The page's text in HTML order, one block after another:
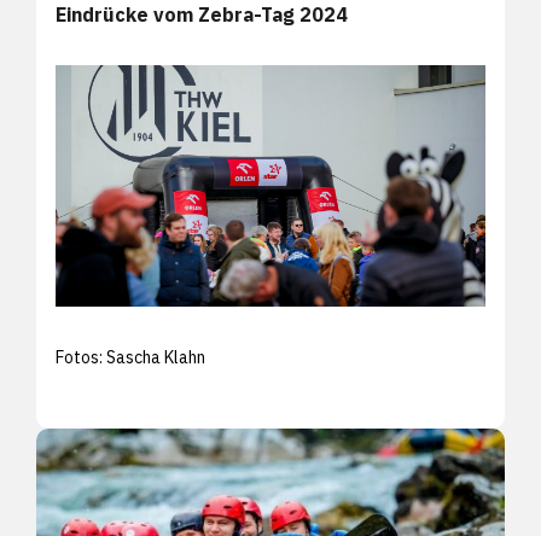
Eindrücke vom Zebra-Tag 2024
Fotos: Sascha Klahn